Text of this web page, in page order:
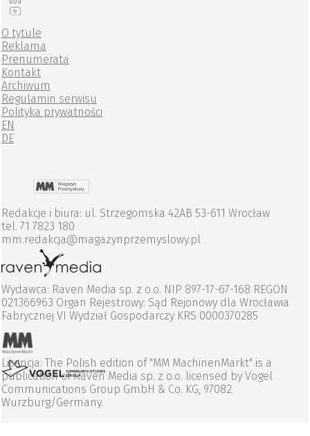
O tytule
Reklama
Prenumerata
Kontakt
Archiwum
Regulamin serwisu
Polityka prywatności
EN
DE
Redakcje i biura: ul. Strzegomska 42AB 53-611 Wrocław
tel. 71 7823 180
mm.redakcja@magazynprzemyslowy.pl
Wydawca: Raven Media sp. z o.o. NIP 897-17-67-168 REGON
021366963 Organ Rejestrowy: Sąd Rejonowy dla Wrocławia
Fabrycznej VI Wydział Gospodarczy KRS 0000370285
Licencja: The Polish edition of "MM MachinenMarkt" is a
publication of Raven Media sp. z o.o. licensed by Vogel
Communications Group GmbH & Co. KG, 97082
Wurzburg/Germany.